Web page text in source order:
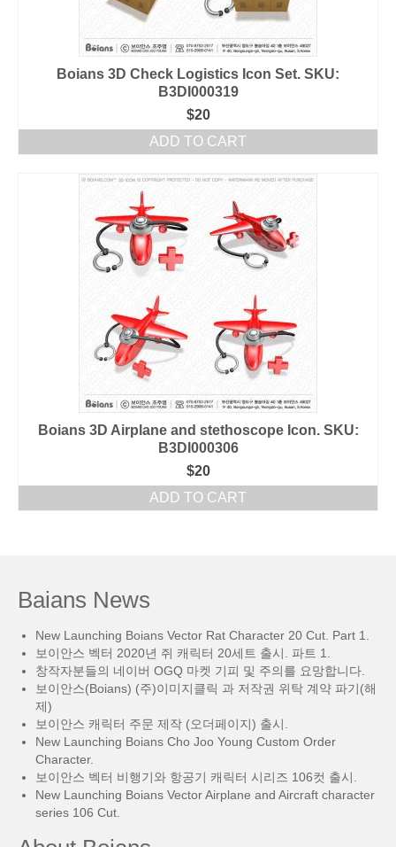
Boians 3D Check Logistics Icon Set. SKU:
B3DI000319
$20
ADD TO CART
Boians 3D Airplane and stethoscope Icon. SKU:
B3DI000306
$20
ADD TO CART
Baians News
New Launching Boians Vector Rat Character 20 Cut. Part 1.
보이안스 벡터 2020년 쥐 캐릭터 20세트 출시. 파트 1.
창작자분들의 네이버 OGQ 마켓 기피 및 주의를 요망합니다.
보이안스(Boians) (주)이미지클릭 과 저작권 위탁 계약 파기(해
제)
보이안스 캐릭터 주문 제작 (오더페이지) 출시.
New Launching Boians Cho Joo Young Custom Order
Character.
보이안스 벡터 비행기와 항공기 캐릭터 시리즈 106컷 출시.
New Launching Boians Vector Airplane and Aircraft character
series 106 Cut.